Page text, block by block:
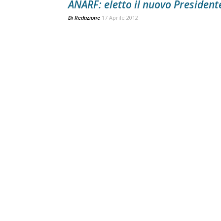
ANARF: eletto il nuovo
Di Redazione 17 Aprile 2012